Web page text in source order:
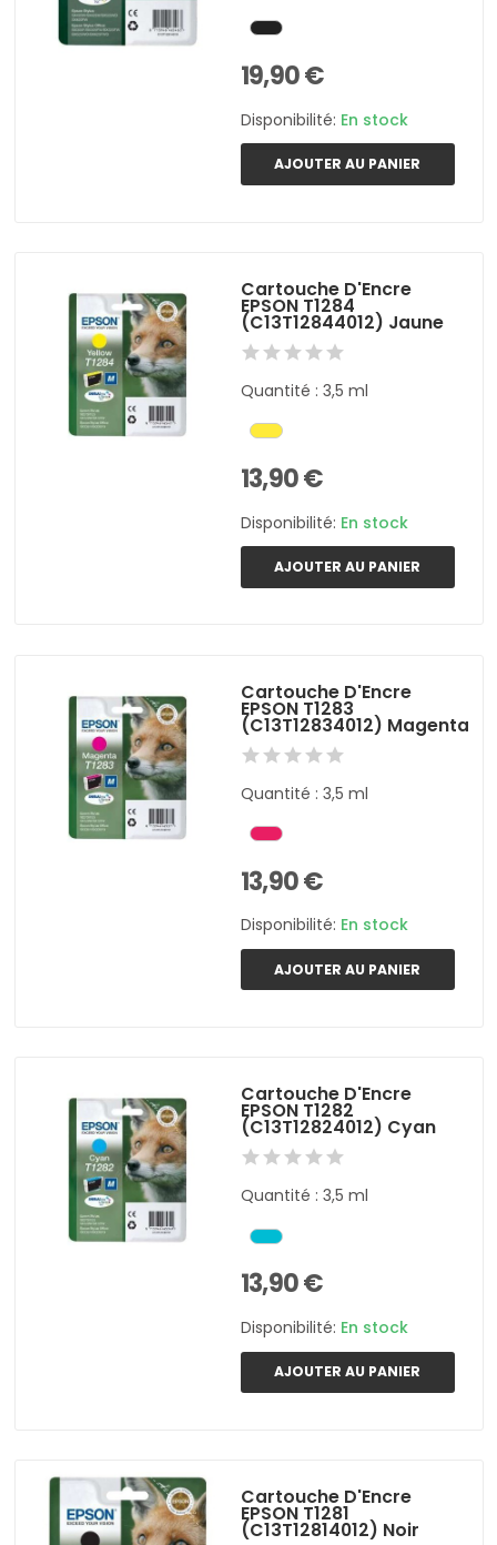
19,90 €
Disponibilité: En stock
AJOUTER AU PANIER
Cartouche D'Encre
EPSON T1284
(C13T12844012) Jaune
Quantité : 3,5 ml
13,90 €
Disponibilité: En stock
AJOUTER AU PANIER
Cartouche D'Encre
EPSON T1283
(C13T12834012) Magenta
Quantité : 3,5 ml
13,90 €
Disponibilité: En stock
AJOUTER AU PANIER
Cartouche D'Encre
EPSON T1282
(C13T12824012) Cyan
Quantité : 3,5 ml
13,90 €
Disponibilité: En stock
AJOUTER AU PANIER
Cartouche D'Encre
EPSON T1281
(C13T12814012) Noir